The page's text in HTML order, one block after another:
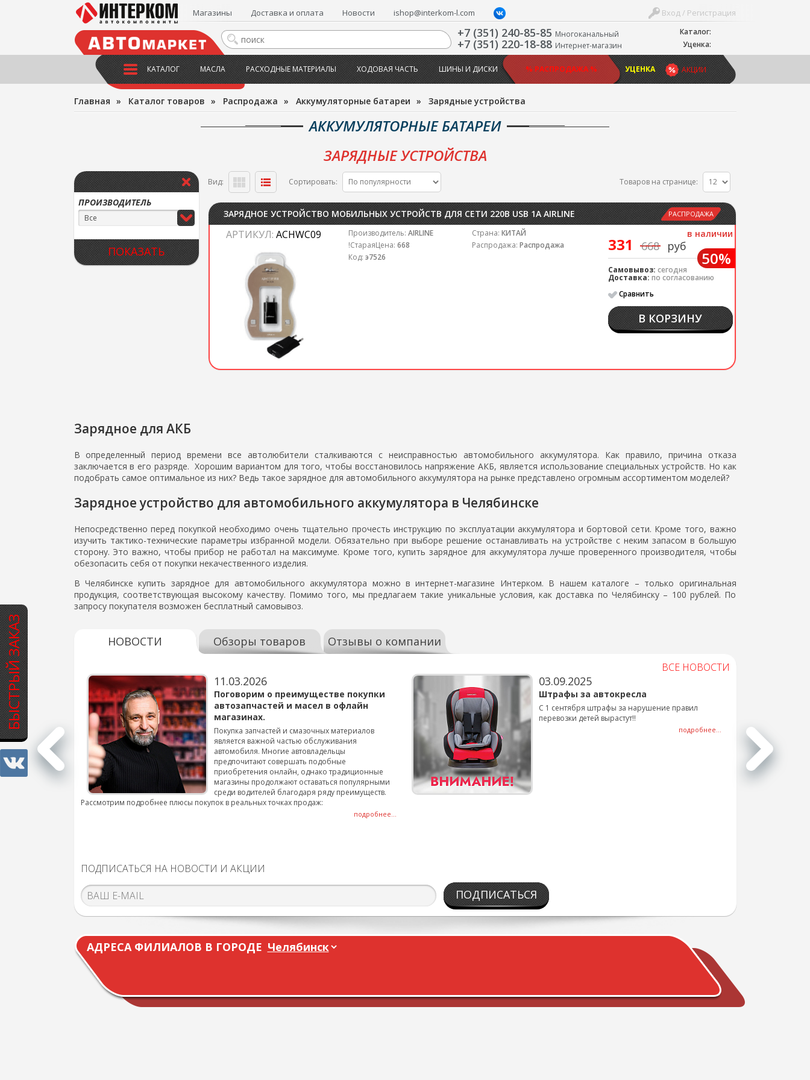
БЫСТРЫЙ ЗАКАЗ
Каталог:
Уценка:
Вход / Регистрация
Магазины Доставка и оплата Новости ishop@interkom-l.com
+7 (351) 240-85-85 Многоканальный
+7 (351) 220-18-88 Интернет-магазин
АКЦИИ
КАТАЛОГ МАСЛА РАСХОДНЫЕ МАТЕРИАЛЫ ХОДОВАЯ ЧАСТЬ ШИНЫ И ДИСКИ % РАСПРОДАЖА % УЦЕНКА
Главная » Каталог товаров » Распродажа » Аккумуляторные батареи » Зарядные устройства
АККУМУЛЯТОРНЫЕ БАТАРЕИ
ЗАРЯДНЫЕ УСТРОЙСТВА
ПРОИЗВОДИТЕЛЬ
Все
Вид: Сортировать: Товаров на странице:
РАСПРОДАЖА
ЗАРЯДНОЕ УСТРОЙСТВО МОБИЛЬНЫХ УСТРОЙСТВ ДЛЯ СЕТИ 220В USB 1A AIRLINE
в наличии
331 668 руб
50%
Самовывоз: сегодня
Доставка: по согласованию
Сравнить
В КОРЗИНУ
АРТИКУЛ: ACHWC09 Производитель: AIRLINE
!СтараяЦена: 668
Код: э7526
Страна: КИТАЙ
Распродажа: Распродажа
Зарядное для АКБ
В определенный период времени все автолюбители сталкиваются с неисправностью автомобильного аккумулятора. Как правило, причина отказа
заключается в его разряде. Хорошим вариантом для того, чтобы восстановилось напряжение АКБ, является использование специальных устройств. Но как
подобрать самое оптимальное из них? Ведь такое зарядное для автомобильного аккумулятора на рынке представлено огромным ассортиментом моделей?
Зарядное устройство для автомобильного аккумулятора в Челябинске
Непосредственно перед покупкой необходимо очень тщательно прочесть инструкцию по эксплуатации аккумулятора и бортовой сети. Кроме того, важно
изучить тактико-технические параметры избранной модели. Обязательно при выборе решение останавливать на устройстве с неким запасом в большую
сторону. Это важно, чтобы прибор не работал на максимуме. Кроме того, купить зарядное для аккумулятора лучше проверенного производителя, чтобы
обезопасить себя от покупки некачественного изделия.
В Челябинске купить зарядное для автомобильного аккумулятора можно в интернет-магазине Интерком. В нашем каталоге – только оригинальная
продукция, соответствующая высокому качеству. Помимо того, мы предлагаем такие уникальные условия, как доставка по Челябинску – 100 рублей. По
запросу покупателя возможен бесплатный самовывоз.
НОВОСТИ Обзоры товаров Отзывы о компании
ВСЕ НОВОСТИ
для
смены шин на
подробнее...
11.03.2026
Поговорим о преимуществе покупки
автозапчастей и масел в офлайн
магазинах.
Покупка запчастей и смазочных материалов
является важной частью обслуживания
автомобиля. Многие автовладельцы
предпочитают совершать подобные
приобретения онлайн, однако традиционные
магазины продолжают оставаться популярными
среди водителей благодаря ряду преимуществ.
Рассмотрим подробнее плюсы покупок в реальных точках продаж:
подробнее...
03.09.2025
Штрафы за автокресла
С 1 сентября штрафы за нарушение правил
перевозки детей вырастут!!
подробнее...
ПОДПИСАТЬСЯ НА НОВОСТИ И АКЦИИ
ПОДПИСАТЬСЯ
АДРЕСА ФИЛИАЛОВ В ГОРОДЕ